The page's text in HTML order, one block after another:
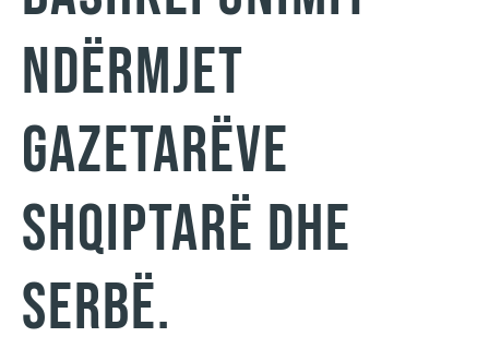
ndërmjet
gazetarëve
shqiptarë dhe
serbë.